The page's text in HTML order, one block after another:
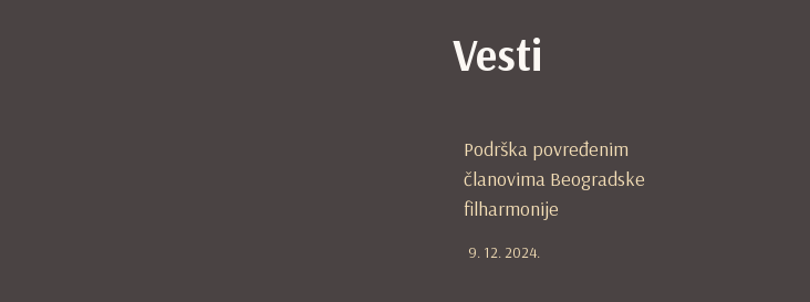
Vesti
Podrška povređenim
članovima Beogradske
filharmonije
9. 12. 2024.